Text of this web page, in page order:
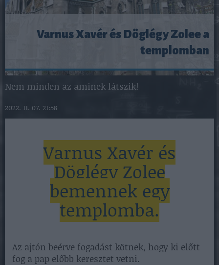
Varnus Xavér és Döglégy Zolee a
templomban
Nem minden az aminek látszik!
2022. 11. 07. 21:58
Varnus Xavér és
Döglégy Zolee
bemennek egy
templomba.
Az ajtón beérve fogadást kötnek, hogy ki előtt
fog a pap előbb keresztet vetni.